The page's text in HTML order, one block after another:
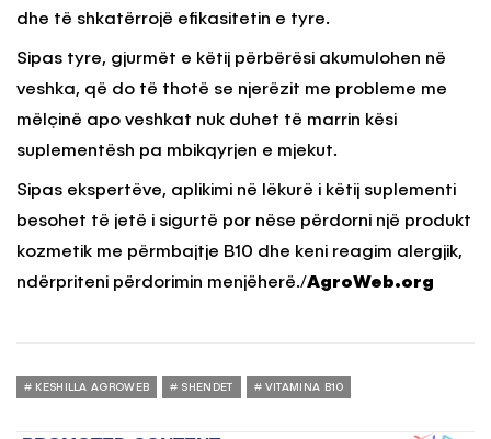
dhe të shkatërrojë efikasitetin e tyre.
Sipas tyre, gjurmët e këtij përbërësi akumulohen në
veshka, që do të thotë se njerëzit me probleme me
mëlçinë apo veshkat nuk duhet të marrin kësi
suplementësh pa mbikqyrjen e mjekut.
Sipas ekspertëve, aplikimi në lëkurë i këtij suplementi
besohet të jetë i sigurtë por nëse përdorni një produkt
kozmetik me përmbajtje B10 dhe keni reagim alergjik,
ndërpriteni përdorimin menjëherë./AgroWeb.org
KESHILLA AGROWEB SHENDET VITAMINA B10